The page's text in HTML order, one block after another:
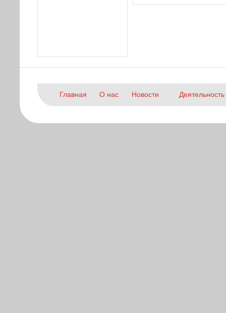
Главная О нас Новости Деятельность